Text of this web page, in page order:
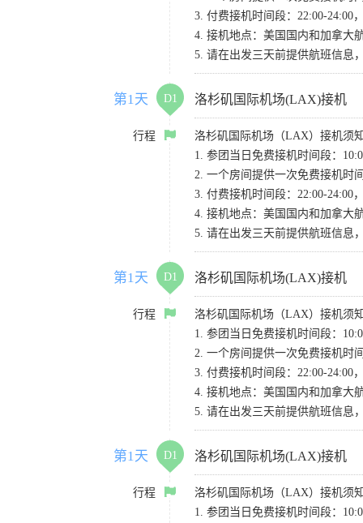
3. 付费接机时间段：22:00-24:00
4. 接机地点：美国国内和加拿大
5. 请在出发三天前提供航班信息
第1天 D1 洛杉矶国际机场(LAX)接机
行程
洛杉矶国际机场（LAX）接机须
1. 参团当日免费接机时间段：
2. 一个房间提供一次免费接机时
3. 付费接机时间段：22:00-24:00
4. 接机地点：美国国内和加拿大
5. 请在出发三天前提供航班信息
第1天 D1 洛杉矶国际机场(LAX)接机
行程
洛杉矶国际机场（LAX）接机须
1. 参团当日免费接机时间段：
2. 一个房间提供一次免费接机时
3. 付费接机时间段：22:00-24:00
4. 接机地点：美国国内和加拿大
5. 请在出发三天前提供航班信息
第1天 D1 洛杉矶国际机场(LAX)接机
行程
洛杉矶国际机场（LAX）接机须
1. 参团当日免费接机时间段：